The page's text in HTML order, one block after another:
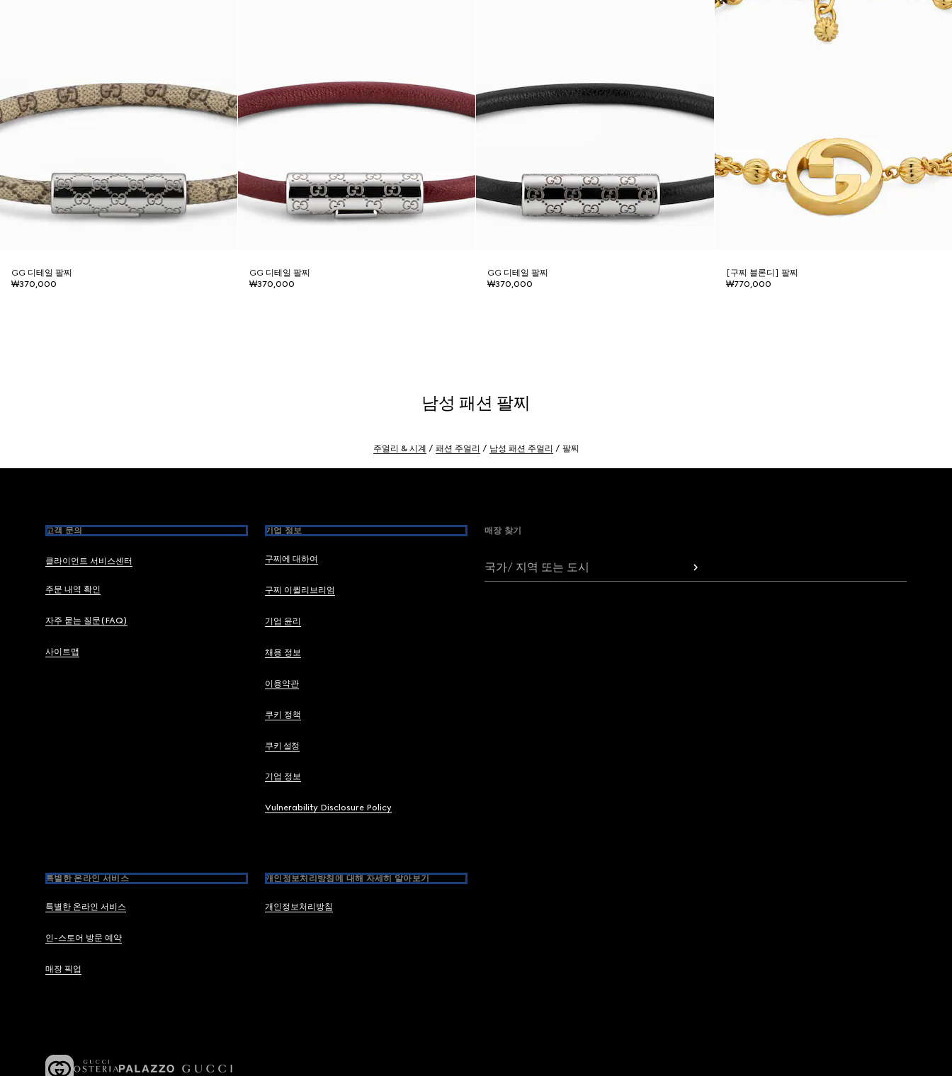
GG 디테일 팔찌
₩370,000
GG 디테일 팔찌
₩370,000
GG 디테일 팔찌
₩370,000
[구찌 블론디] 팔찌
₩770,000
남성 패션 팔찌
주얼리 & 시계 패션 주얼리 남성 패션 주얼리 팔찌
고객 문의
클라이언트 서비스센터
주문 내역 확인
자주 묻는 질문(FAQ)
사이트맵
기업 정보
구찌에 대하여
구찌 이퀼리브리엄
기업 윤리
채용 정보
이용약관
쿠키 정책
쿠키 설정
기업 정보
Vulnerability Disclosure Policy
특별한 온라인 서비스
특별한 온라인 서비스
인-스토어 방문 예약
매장 픽업
개인정보처리방침에 대해 자세히 알아보기
개인정보처리방침
매장 찾기
국가/ 지역 또는 도시